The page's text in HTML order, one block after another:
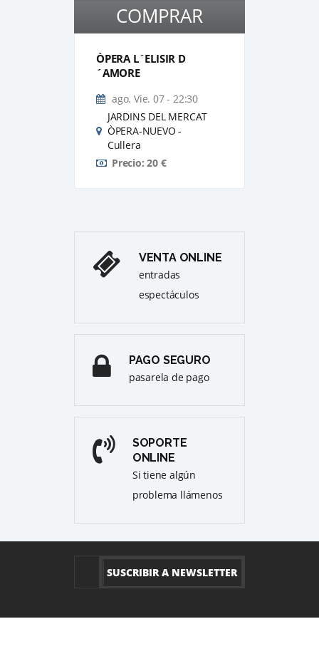
COMPRAR
ÒPERA L´ELISIR D
´AMORE
ago. Vie. 07 - 22:30
JARDINS DEL MERCAT
ÒPERA-NUEVO -
Cullera
Precio: 20 €
VENTA ONLINE
entradas
espectáculos
PAGO SEGURO
pasarela de pago
SOPORTE
ONLINE
Si tiene algún
problema llámenos